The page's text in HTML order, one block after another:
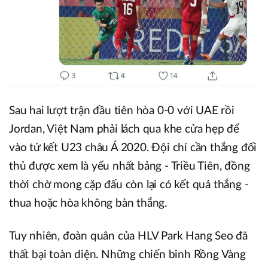
Sau hai lượt trận đầu tiên hòa 0-0 với UAE rồi
Jordan, Việt Nam phải lách qua khe cửa hẹp để
vào tứ kết U23 châu Á 2020. Đội chỉ cần thắng đối
thủ được xem là yếu nhất bảng - Triều Tiên, đồng
thời chờ mong cặp đấu còn lại có kết quả thắng -
thua hoặc hòa không bàn thắng.
Tuy nhiên, đoàn quân của HLV Park Hang Seo đã
thất bại toàn diện. Những chiến binh Rồng Vàng